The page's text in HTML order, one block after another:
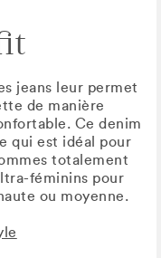
jeans leur permet
de manière
Ce denim
qui est idéal pour
totalement
féminins pour
ou moyenne.